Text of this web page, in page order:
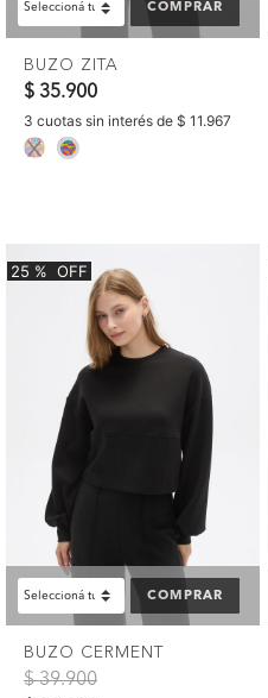
COMPRAR
BUZO ZITA
$ 35.900
3 cuotas sin interés de $ 11.967
25 % OFF
COMPRAR
BUZO CERMENT
Precio reducido de
$ 39.900a